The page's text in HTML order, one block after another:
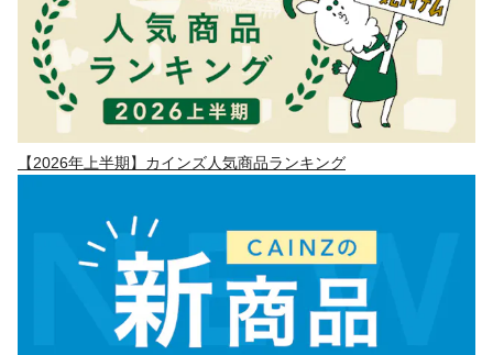
【2026年上半期】カインズ人気商品ランキング